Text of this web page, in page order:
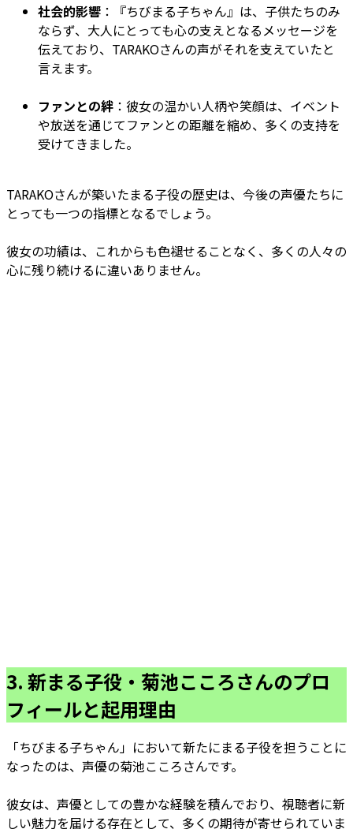
社会的影響 ：『ちびまる子ちゃん』は、子供たちのみ
ならず、大人にとっても心の支えとなるメッセージを
伝えており、TARAKOさんの声がそれを支えていたと
言えます。
ファンとの絆 ：彼女の温かい人柄や笑顔は、イベント
や放送を通じてファンとの距離を縮め、多くの支持を
受けてきました。
TARAKOさんが築いたまる子役の歴史は、今後の声優たちに
とっても一つの指標となるでしょう。
彼女の功績は、これからも色褪せることなく、多くの人々の
心に残り続けるに違いありません。
3. 新まる子役・菊池こころさんのプロ
フィールと起用理由
「ちびまる子ちゃん」において新たにまる子役を担うことに
なったのは、声優の菊池こころさんです。
彼女は、声優としての豊かな経験を積んでおり、視聴者に新
しい魅力を届ける存在として、多くの期待が寄せられていま